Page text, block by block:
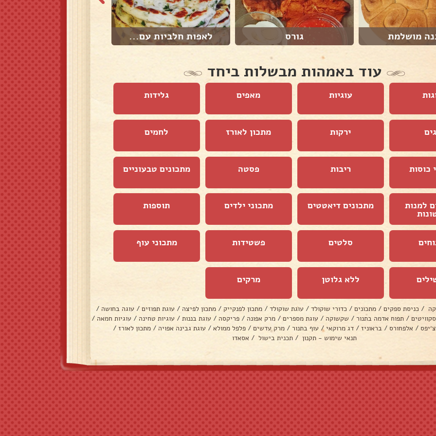
מושלמת גורס לאפות חלביות עם...
עוד באמהות מבשלות ביחד
עוגיות מאפים גלידות
ירקות מתכון לאורז לחמים
כוסות ריבות פסטה מתכונים טבעוניים
למנות מתכונים דיאטטים מתכוני ילדים תוספות
סלטים פשטידות מתכוני עוף
ללא גלוטן מרקים
/ כניסת ספקים / מתכונים / כדורי שוקולד / עוגת שוקולד / מתכון לפנקייק / מתכון לפיצה / עוגת תפוזים / עוגה בחושה /
/ תפוח אדמה בתנור / שקשוקה / עוגת מספרים / מרק אפונה / פריקסה / עוגת בננות / עוגיות טחינה / עוגיות חמאה /
/ אלפחורס / בראוניז / דג מרוקאי/ עוף בתנור / מרק עדשים / פלפל ממולא / עוגת גבינה אפויה / מתכון לאורז /
תנאי שימוש - תקנון / תכנית בישול / אסאדו